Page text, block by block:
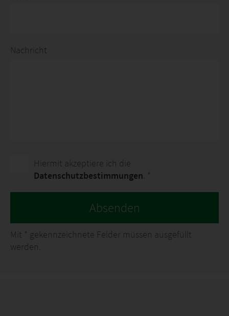
Nachricht
Hiermit akzeptiere ich die
Datenschutzbestimmungen . *
Absenden
Mit * gekennzeichnete Felder müssen ausgefüllt
werden.